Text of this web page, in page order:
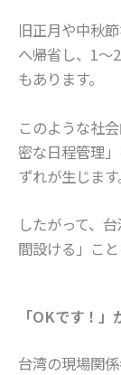
旧正月や中秋
へ帰省し、1〜
もあります。
このような社
密な日程管理
ずれが生じます
したがって、
間設ける」こ
「OKです！
台湾の現場関